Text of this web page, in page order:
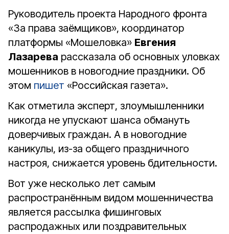
Руководитель проекта Народного фронта
«За права заёмщиков», координатор
платформы «Мошеловка» Евгения
Лазарева рассказала об основных уловках
мошенников в новогодние праздники. Об
этом пишет «Российская газета».
Как отметила эксперт, злоумышленники
никогда не упускают шанса обмануть
доверчивых граждан. А в новогодние
каникулы, из-за общего праздничного
настроя, снижается уровень бдительности.
Вот уже несколько лет самым
распространённым видом мошенничества
является рассылка фишинговых
распродажных или поздравительных